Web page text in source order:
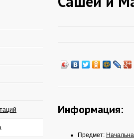
Информация:
Предмет: